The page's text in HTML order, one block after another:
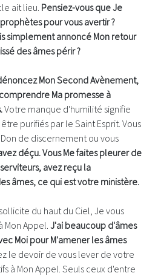
ait lieu. Pensiez-vous que Je
pour vous avertir ?
simplement annoncé Mon retour
des âmes périr ?
Mon Second Avènement,
Ma promesse à
Votre manque d'humilité signifie
purifiés par le Saint Esprit. Vous
de discernement ou vous
déçu. Vous Me faites pleurer de
avez reçu la
âmes, ce qui est votre ministère.
du haut du Ciel, Je vous
Appel. J'ai beaucoup d'âmes
Moi pour M'amener les âmes
le devoir de vous lever de votre
à Mon Appel. Seuls ceux d'entre